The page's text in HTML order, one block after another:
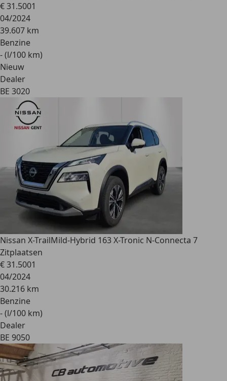
€ 31.5001
04/2024
39.607 km
Benzine
- (l/100 km)
Nieuw
Dealer
BE 3020
Nissan X-TrailMild-Hybrid 163 X-Tronic N-Connecta 7
Zitplaatsen
€ 31.5001
04/2024
30.216 km
Benzine
- (l/100 km)
Dealer
BE 9050